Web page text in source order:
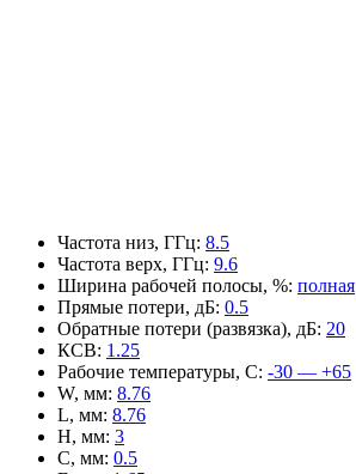
Частота низ, ГГц: 8.5
Частота верх, ГГц: 9.6
Ширина рабочей полосы, %: полная
Прямые потери, дБ: 0.5
Обратные потери (развязка), дБ: 20
КСВ: 1.25
Рабочие температуры, С: -30 — +65
W, мм: 8.76
L, мм: 8.76
H, мм: 3
C, мм: 0.5